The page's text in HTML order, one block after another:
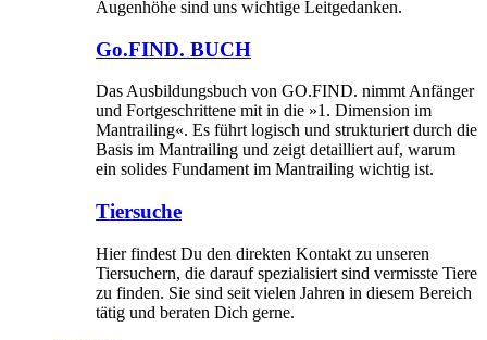
Augenhöhe sind uns wichtige Leitgedanken.
Go.FIND. BUCH
Das Ausbildungsbuch von GO.FIND. nimmt Anfänger
und Fortgeschrittene mit in die »1. Dimension im
Mantrailing«. Es führt logisch und strukturiert durch die
Basis im Mantrailing und zeigt detailliert auf, warum
ein solides Fundament im Mantrailing wichtig ist.
Tiersuche
Hier findest Du den direkten Kontakt zu unseren
Tiersuchern, die darauf spezialisiert sind vermisste Tiere
zu finden. Sie sind seit vielen Jahren in diesem Bereich
tätig und beraten Dich gerne.